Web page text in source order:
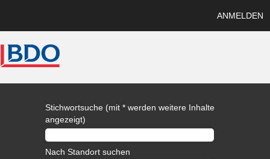
ANMELDEN
Stichwortsuche (mit * werden weitere Inhalte
angezeigt)
Nach Standort suchen